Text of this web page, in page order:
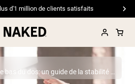
les commandes de 99 $ et plus
Comment renforcer votre bas du dos: un guide de la stabilité et de la résilience de base